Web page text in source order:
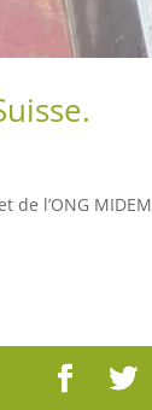
de l’ONG MIDEM